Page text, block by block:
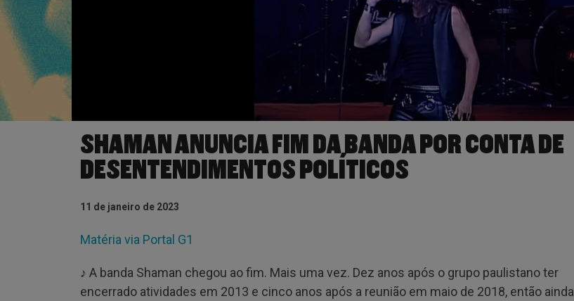
SHAMAN ANUNCIA FIM DA BANDA POR CONTA DE
DESENTENDIMENTOS POLÍTICOS
11 de janeiro de 2023
Matéria via Portal G1
♪ A banda Shaman chegou ao fim. Mais uma vez. Dez anos após o grupo paulistano ter
encerrado atividades em 2013 e cinco anos após a reunião em maio de 2018, então ainda